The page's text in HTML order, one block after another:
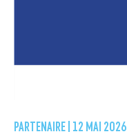
PARTENAIRE | 12 MAI 2026